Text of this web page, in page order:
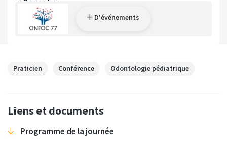
D'événements
Praticien Conférence Odontologie pédiatrique
Liens et documents
Programme de la journée